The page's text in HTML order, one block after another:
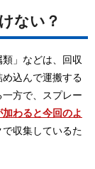
ない？
」などは、回収
込んで運搬する
方で、スプレー
わると今回のよ
収集しているた